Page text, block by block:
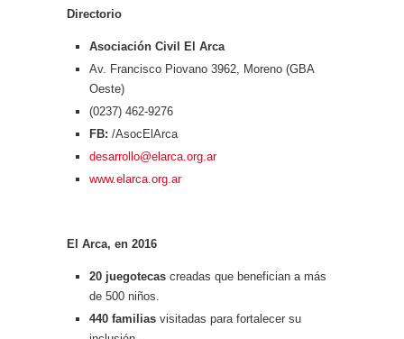
Directorio
Asociación Civil El Arca
Av. Francisco Piovano 3962, Moreno (GBA
Oeste)
(0237) 462-9276
FB: /AsocElArca
desarrollo@elarca.org.ar
www.elarca.org.ar
El Arca, en 2016
20 juegotecas creadas que benefician a más
de 500 niños.
440 familias visitadas para fortalecer su